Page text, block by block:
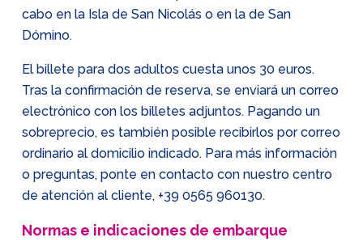
cabo en la Isla de San Nicolás o en la de San
Dómino.
El billete para dos adultos cuesta unos 30 euros.
Tras la confirmación de reserva, se enviará un correo
electrónico con los billetes adjuntos. Pagando un
sobreprecio, es también posible recibirlos por correo
ordinario al domicilio indicado. Para más información
o preguntas, ponte en contacto con nuestro centro
de atención al cliente, +39 0565 960130.
Normas e indicaciones de embarque